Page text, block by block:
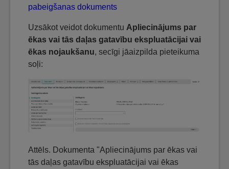
pabeigšanas dokuments
Uzsākot veidot dokumentu Apliecinājums par
ēkas vai tās daļas gatavību ekspluatācijai vai
ēkas nojaukšanu, secīgi jāaizpilda pieteikuma
soļi:
Attēls. Dokumenta "Apliecinājums par ēkas vai
tās daļas gatavību ekspluatācijai vai ēkas